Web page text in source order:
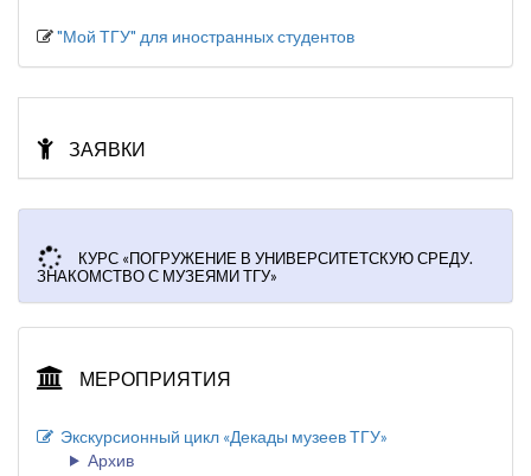
"Мой ТГУ" для иностранных студентов
ЗАЯВКИ
КУРС «ПОГРУЖЕНИЕ В УНИВЕРСИТЕТСКУЮ СРЕДУ.
ЗНАКОМСТВО С МУЗЕЯМИ ТГУ»
МЕРОПРИЯТИЯ
Экскурсионный цикл «Декады музеев ТГУ»
Архив